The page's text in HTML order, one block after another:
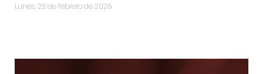
lunes, 23 de febrero de 2026